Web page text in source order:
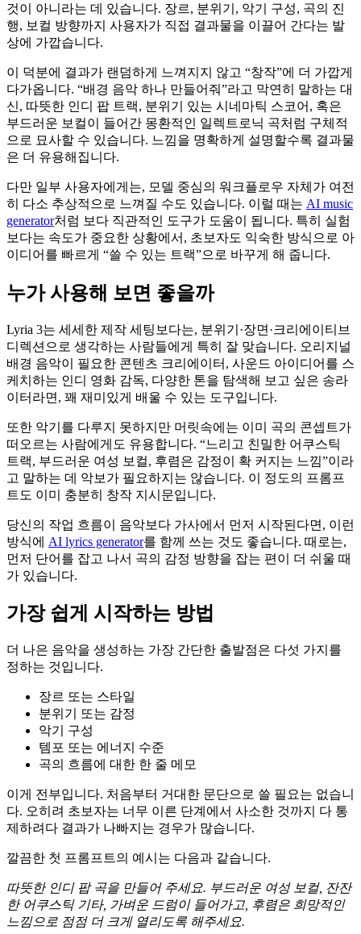
것이 아니라는 데 있습니다. 장르, 분위기, 악기 구성, 곡의 진
행, 보컬 방향까지 사용자가 직접 결과물을 이끌어 간다는 발
상에 가깝습니다.
이 덕분에 결과가 랜덤하게 느껴지지 않고 “창작”에 더 가깝게
다가옵니다. “배경 음악 하나 만들어줘”라고 막연히 말하는 대
신, 따뜻한 인디 팝 트랙, 분위기 있는 시네마틱 스코어, 혹은
부드러운 보컬이 들어간 몽환적인 일렉트로닉 곡처럼 구체적
으로 묘사할 수 있습니다. 느낌을 명확하게 설명할수록 결과물
은 더 유용해집니다.
다만 일부 사용자에게는, 모델 중심의 워크플로우 자체가 여전
히 다소 추상적으로 느껴질 수도 있습니다. 이럴 때는 AI music
generator처럼 보다 직관적인 도구가 도움이 됩니다. 특히 실험
보다는 속도가 중요한 상황에서, 초보자도 익숙한 방식으로 아
이디어를 빠르게 “쓸 수 있는 트랙”으로 바꾸게 해 줍니다.
누가 사용해 보면 좋을까
Lyria 3는 세세한 제작 세팅보다는, 분위기·장면·크리에이티브
디렉션으로 생각하는 사람들에게 특히 잘 맞습니다. 오리지널
배경 음악이 필요한 콘텐츠 크리에이터, 사운드 아이디어를 스
케치하는 인디 영화 감독, 다양한 톤을 탐색해 보고 싶은 송라
이터라면, 꽤 재미있게 배울 수 있는 도구입니다.
또한 악기를 다루지 못하지만 머릿속에는 이미 곡의 콘셉트가
떠오르는 사람에게도 유용합니다. “느리고 친밀한 어쿠스틱
트랙, 부드러운 여성 보컬, 후렴은 감정이 확 커지는 느낌”이라
고 말하는 데 악보가 필요하지는 않습니다. 이 정도의 프롬프
트도 이미 충분히 창작 지시문입니다.
당신의 작업 흐름이 음악보다 가사에서 먼저 시작된다면, 이런
방식에 AI lyrics generator를 함께 쓰는 것도 좋습니다. 때로는,
먼저 단어를 잡고 나서 곡의 감정 방향을 잡는 편이 더 쉬울 때
가 있습니다.
가장 쉽게 시작하는 방법
더 나은 음악을 생성하는 가장 간단한 출발점은 다섯 가지를
정하는 것입니다.
장르 또는 스타일
분위기 또는 감정
악기 구성
템포 또는 에너지 수준
곡의 흐름에 대한 한 줄 메모
이게 전부입니다. 처음부터 거대한 문단으로 쓸 필요는 없습니
다. 오히려 초보자는 너무 이른 단계에서 사소한 것까지 다 통
제하려다 결과가 나빠지는 경우가 많습니다.
깔끔한 첫 프롬프트의 예시는 다음과 같습니다.
따뜻한 인디 팝 곡을 만들어 주세요. 부드러운 여성 보컬, 잔잔
한 어쿠스틱 기타, 가벼운 드럼이 들어가고, 후렴은 희망적인
느낌으로 점점 더 크게 열리도록 해주세요.